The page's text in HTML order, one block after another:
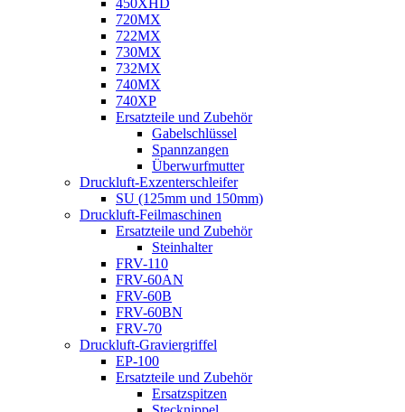
450XHD
720MX
722MX
730MX
732MX
740MX
740XP
Ersatzteile und Zubehör
Gabelschlüssel
Spannzangen
Überwurfmutter
Druckluft-Exzenterschleifer
SU (125mm und 150mm)
Druckluft-Feilmaschinen
Ersatzteile und Zubehör
Steinhalter
FRV-110
FRV-60AN
FRV-60B
FRV-60BN
FRV-70
Druckluft-Graviergriffel
EP-100
Ersatzteile und Zubehör
Ersatzspitzen